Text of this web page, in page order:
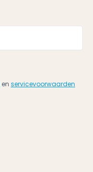
en servicevoorwaarden